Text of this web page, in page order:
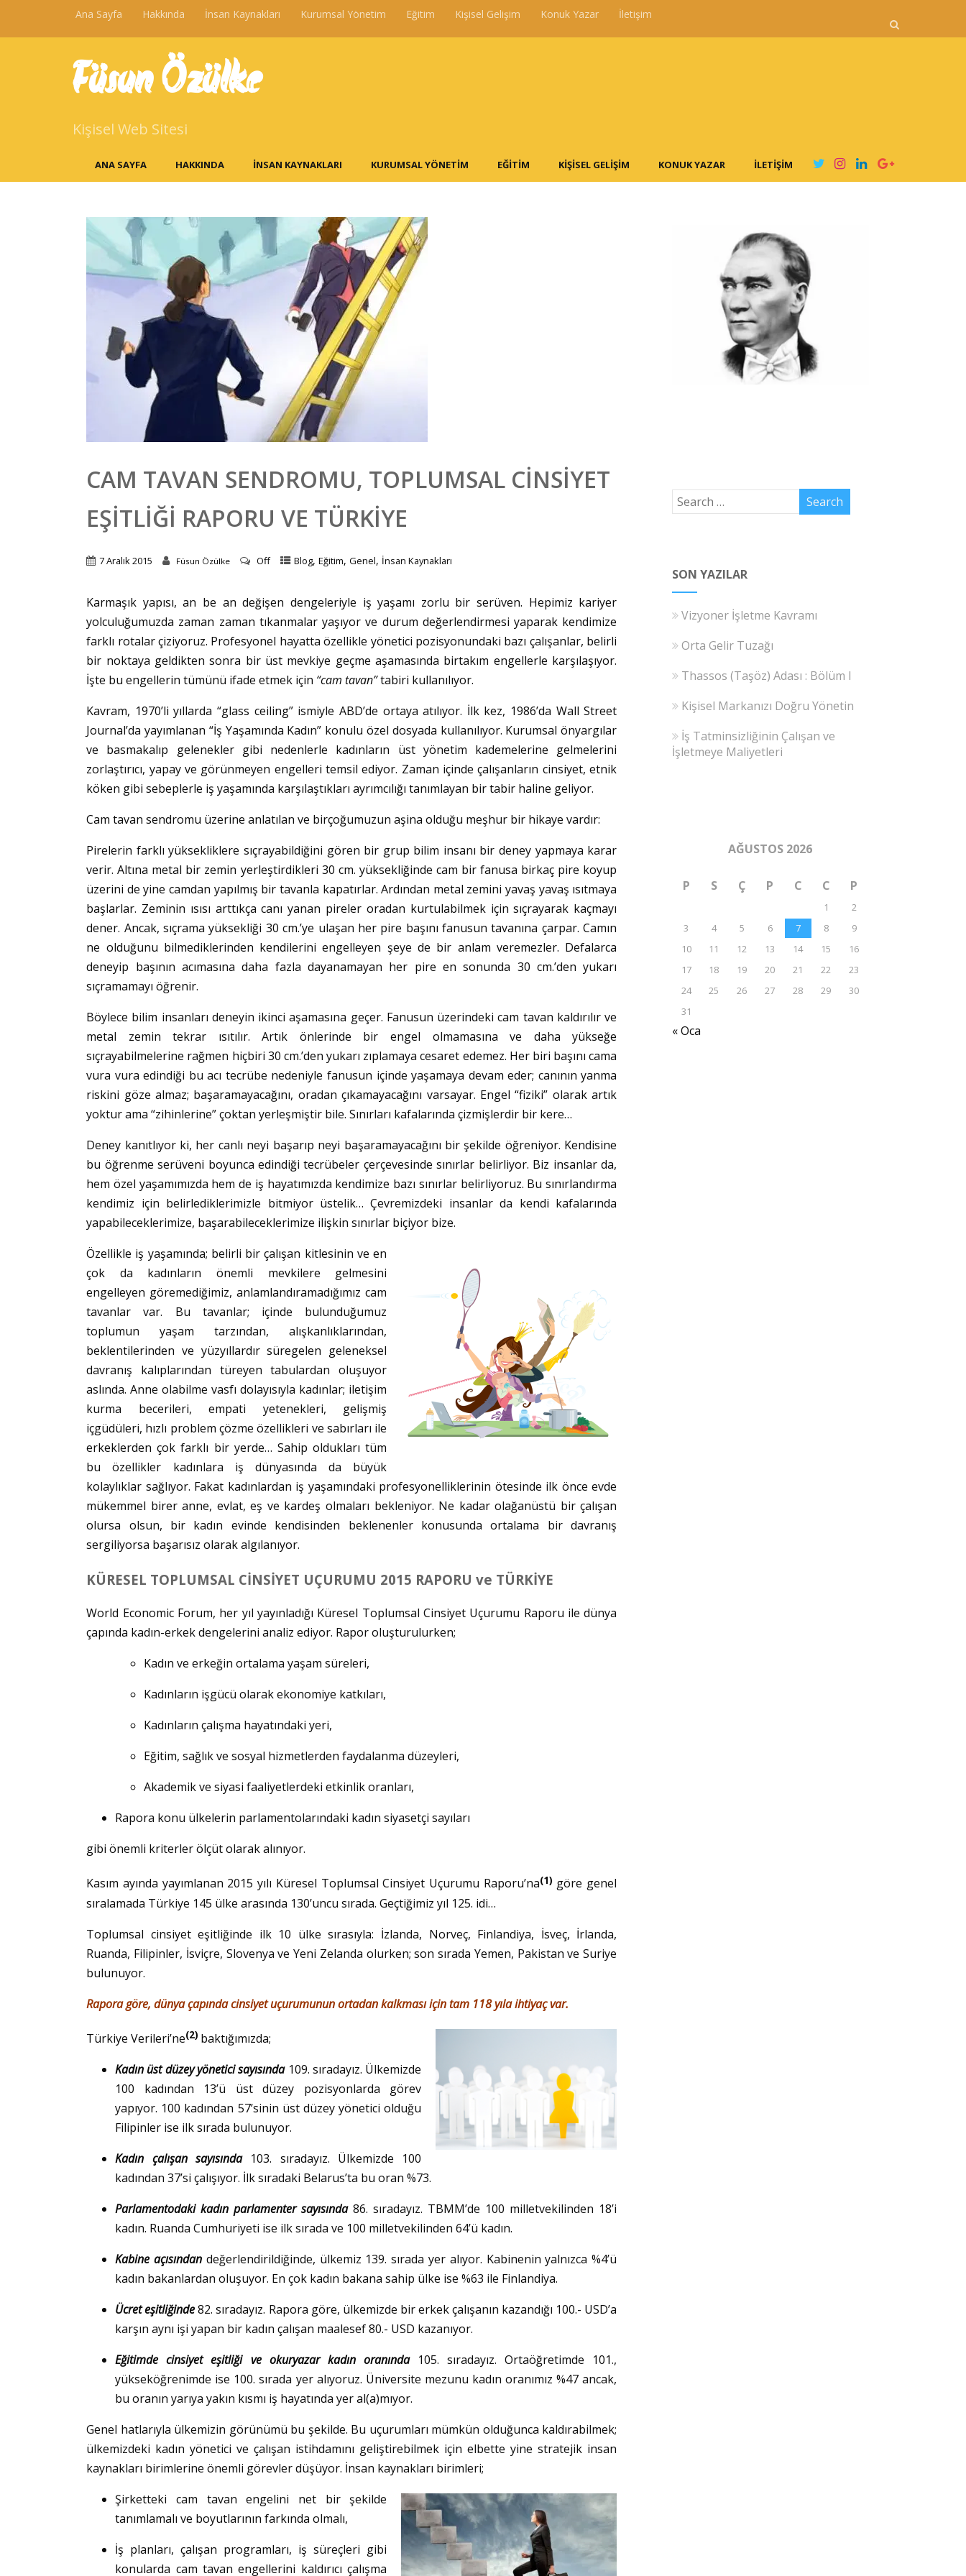
Ana Sayfa Hakkında İnsan Kaynakları Kurumsal Yönetim Eğitim Kişisel Gelişim Konuk Yazar İletişim
Füsun Özülke
Kişisel Web Sitesi
ANA SAYFA HAKKINDA İNSAN KAYNAKLARI KURUMSAL YÖNETIM EĞITIM KIŞISEL GELIŞIM KONUK YAZAR İLETIŞIM
CAM TAVAN SENDROMU, TOPLUMSAL CINSIYET
EŞITLIĞI RAPORU VE TÜRKIYE
7 Aralık 2015 Füsun Özülke Off Blog,Eğitim,Genel, İnsan Kaynakları
Karmaşık yapısı, an be an değişen dengeleriyle iş yaşamı zorlu bir serüven. Hepimiz kariyer
yolculuğumuzda zaman zaman tıkanmalar yaşıyor ve durum değerlendirmesi yaparak kendimize
farklı rotalar çiziyoruz. Profesyonel hayatta özellikle yönetici pozisyonundaki bazı çalışanlar, belirli
bir noktaya geldikten sonra bir üst mevkiye geçme aşamasında birtakım engellerle karşılaşıyor.
İşte bu engellerin tümünü ifade etmek için “cam tavan”tabiri kullanılıyor.
Kavram, 1970’li yıllarda “glass ceiling” ismiyle ABD’de ortaya atılıyor. İlk kez, 1986’da Wall Street
Journal’da yayımlanan “İş Yaşamında Kadın” konulu özel dosyada kullanılıyor. Kurumsal önyargılar
ve basmakalıp gelenekler gibi nedenlerle kadınların üst yönetim kademelerine gelmelerini
zorlaştırıcı, yapay ve görünmeyen engelleri temsil ediyor. Zaman içinde çalışanların cinsiyet, etnik
köken gibi sebeplerle iş yaşamında karşılaştıkları ayrımcılığı tanımlayan bir tabir haline geliyor.
Cam tavan sendromu üzerine anlatılan ve birçoğumuzun aşina olduğu meşhur bir hikaye vardır:
Pirelerin farklı yüksekliklere sıçrayabildiğini gören bir grup bilim insanı bir deney yapmaya karar
verir. Altına metal bir zemin yerleştirdikleri 30 cm. yüksekliğinde cam bir fanusa birkaç pire koyup
üzerini de yine camdan yapılmış bir tavanla kapatırlar. Ardından metal zemini yavaş yavaş ısıtmaya
başlarlar. Zeminin ısısı arttıkça canı yanan pireler oradan kurtulabilmek için sıçrayarak kaçmayı
dener. Ancak, sıçrama yüksekliği 30 cm.’ye ulaşan her pire başını fanusun tavanına çarpar. Camın
ne olduğunu bilmediklerinden kendilerini engelleyen şeye de bir anlam veremezler. Defalarca
deneyip başının acımasına daha fazla dayanamayan her pire en sonunda 30 cm.’den yukarı
sıçramamayı öğrenir.
Böylece bilim insanları deneyin ikinci aşamasına geçer. Fanusun üzerindeki cam tavan kaldırılır ve
metal zemin tekrar ısıtılır. Artık önlerinde bir engel olmamasına ve daha yükseğe
sıçrayabilmelerine rağmen hiçbiri 30 cm.’den yukarı zıplamaya cesaret edemez. Her biri başını cama
vura vura edindiği bu acı tecrübe nedeniyle fanusun içinde yaşamaya devam eder; canının yanma
riskini göze almaz; başaramayacağını, oradan çıkamayacağını varsayar. Engel “fiziki” olarak artık
yoktur ama “zihinlerine” çoktan yerleşmiştir bile. Sınırları kafalarında çizmişlerdir bir kere…
Deney kanıtlıyor ki, her canlı neyi başarıp neyi başaramayacağını bir şekilde öğreniyor. Kendisine
bu öğrenme serüveni boyunca edindiği tecrübeler çerçevesinde sınırlar belirliyor. Biz insanlar da,
hem özel yaşamımızda hem de iş hayatımızda kendimize bazı sınırlar belirliyoruz. Bu sınırlandırma
kendimiz için belirlediklerimizle bitmiyor üstelik… Çevremizdeki insanlar da kendi kafalarında
yapabileceklerimize, başarabileceklerimize ilişkin sınırlar biçiyor bize.
Özellikle iş yaşamında; belirli bir çalışan kitlesinin ve en
çok da kadınların önemli mevkilere gelmesini
engelleyen göremediğimiz, anlamlandıramadığımız cam
tavanlar var. Bu tavanlar; içinde bulunduğumuz
toplumun yaşam tarzından, alışkanlıklarından,
beklentilerinden ve yüzyıllardır süregelen geleneksel
davranış kalıplarından türeyen tabulardan oluşuyor
aslında. Anne olabilme vasfı dolayısıyla kadınlar; iletişim
kurma becerileri, empati yetenekleri, gelişmiş
içgüdüleri, hızlı problem çözme özellikleri ve sabırları ile
erkeklerden çok farklı bir yerde… Sahip oldukları tüm
bu özellikler kadınlara iş dünyasında da büyük
kolaylıklar sağlıyor. Fakat kadınlardan iş yaşamındaki profesyonelliklerinin ötesinde ilk önce evde
mükemmel birer anne, evlat, eş ve kardeş olmaları bekleniyor. Ne kadar olağanüstü bir çalışan
olursa olsun, bir kadın evinde kendisinden beklenenler konusunda ortalama bir davranış
sergiliyorsa başarısız olarak algılanıyor.
KÜRESEL TOPLUMSAL CİNSİYET UÇURUMU 2015 RAPORU ve TÜRKİYE
World Economic Forum, her yıl yayınladığı Küresel Toplumsal Cinsiyet Uçurumu Raporu ile dünya
çapında kadın-erkek dengelerini analiz ediyor. Rapor oluşturulurken;
Kadın ve erkeğin ortalama yaşam süreleri,
Kadınların işgücü olarak ekonomiye katkıları,
Kadınların çalışma hayatındaki yeri,
Eğitim, sağlık ve sosyal hizmetlerden faydalanma düzeyleri,
Akademik ve siyasi faaliyetlerdeki etkinlik oranları,
Rapora konu ülkelerin parlamentolarındaki kadın siyasetçi sayıları
gibi önemli kriterler ölçüt olarak alınıyor.
Kasım ayında yayımlanan 2015 yılı Küresel Toplumsal Cinsiyet Uçurumu Raporu’na(1) göre genel
sıralamada Türkiye 145 ülke arasında 130’uncu sırada. Geçtiğimiz yıl 125. idi…
Toplumsal cinsiyet eşitliğinde ilk 10 ülke sırasıyla: İzlanda, Norveç, Finlandiya, İsveç, İrlanda,
Ruanda, Filipinler, İsviçre, Slovenya ve Yeni Zelanda olurken; son sırada Yemen, Pakistan ve Suriye
bulunuyor.
Rapora göre, dünya çapında cinsiyet uçurumunun ortadan kalkması için tam 118 yıla ihtiyaç var.
Türkiye Verileri’ne(2) baktığımızda;
Kadın üst düzey yönetici sayısında109. sıradayız. Ülkemizde
100 kadından 13’ü üst düzey pozisyonlarda görev
yapıyor. 100 kadından 57’sinin üst düzey yönetici olduğu
Filipinler ise ilk sırada bulunuyor.
Kadın çalışan sayısında103. sıradayız. Ülkemizde 100
kadından 37’si çalışıyor. İlk sıradaki Belarus’ta bu oran %73.
Parlamentodaki kadın parlamenter sayısında86. sıradayız. TBMM’de 100 milletvekilinden 18’i
kadın. Ruanda Cumhuriyeti ise ilk sırada ve 100 milletvekilinden 64’ü kadın.
Kabine açısından değerlendirildiğinde, ülkemiz 139. sırada yer alıyor. Kabinenin yalnızca %4’ü
kadın bakanlardan oluşuyor. En çok kadın bakana sahip ülke ise %63 ile Finlandiya.
Ücret eşitliğinde82. sıradayız. Rapora göre, ülkemizde bir erkek çalışanın kazandığı 100.- USD’a
karşın aynı işi yapan bir kadın çalışan maalesef 80.- USD kazanıyor.
Eğitimde cinsiyet eşitliği ve okuryazar kadın oranında105. sıradayız. Ortaöğretimde 101.,
yükseköğrenimde ise 100. sırada yer alıyoruz. Üniversite mezunu kadın oranımız %47 ancak,
bu oranın yarıya yakın kısmı iş hayatında yer al(a)mıyor.
Genel hatlarıyla ülkemizin görünümü bu şekilde. Bu uçurumları mümkün olduğunca kaldırabilmek;
ülkemizdeki kadın yönetici ve çalışan istihdamını geliştirebilmek için elbette yine stratejik insan
kaynakları birimlerine önemli görevler düşüyor. İnsan kaynakları birimleri;
Şirketteki cam tavan engelini net bir şekilde
tanımlamalı ve boyutlarının farkında olmalı,
İş planları, çalışan programları, iş süreçleri gibi
konularda cam tavan engellerini kaldırıcı çalışma
SON YAZILAR
Vizyoner İşletme Kavramı
Orta Gelir Tuzağı
Thassos (Taşöz) Adası : Bölüm I
Kişisel Markanızı Doğru Yönetin
İş Tatminsizliğinin Çalışan ve
İşletmeye Maliyetleri
AĞUSTOS 2026
P S Ç P C C P
1
2
3
4 5 6 7 8
9
10
11 12 13 14 15
16
17
18 19 20 21 22
23
24
25 26 27 28 29
30
31
« Oca